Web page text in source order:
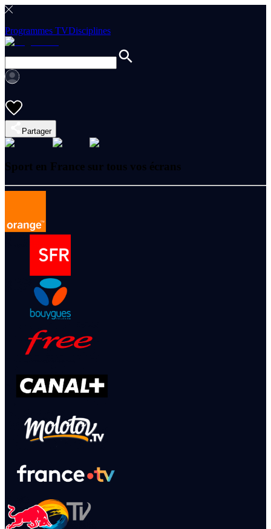
Programmes TVDisciplines
Partager
Sport en France sur tous vos écrans